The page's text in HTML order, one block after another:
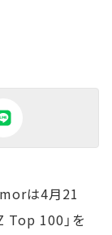
は4月21
Top 100」を